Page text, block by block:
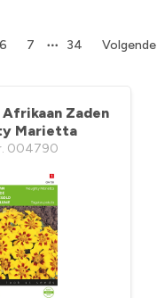
6 7 34 Volgende
Afrikaan Zaden
Marietta
004790